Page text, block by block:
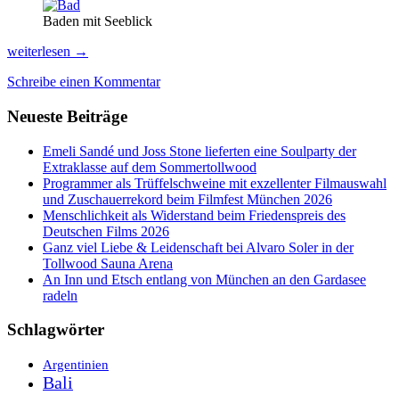
Baden mit Seeblick
Yacht-
de
im
Palafitte
weiterlesen →
Schreibe einen Kommentar
Neueste Beiträge
Emeli Sandé und Joss Stone lieferten eine Soulparty der
Extraklasse auf dem Sommertollwood
Programmer als Trüffelschweine mit exzellenter Filmauswahl
und Zuschauerrekord beim Filmfest München 2026
Menschlichkeit als Widerstand beim Friedenspreis des
Deutschen Films 2026
Ganz viel Liebe & Leidenschaft bei Alvaro Soler in der
Tollwood Sauna Arena
An Inn und Etsch entlang von München an den Gardasee
radeln
Schlagwörter
Argentinien
Bali